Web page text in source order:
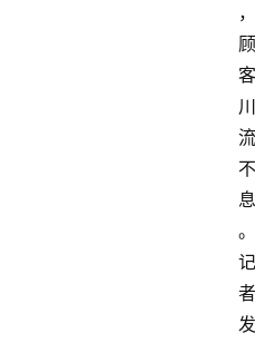
，
顾
客
川
流
不
息
。
记
者
发